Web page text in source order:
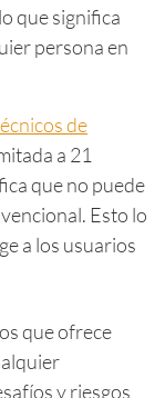
que significa
persona en
de
a 21
que no puede
Esto lo
a los usuarios
que ofrece
y riesgos